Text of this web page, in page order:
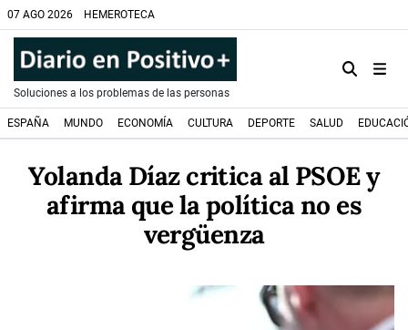
07 AGO 2026 HEMEROTECA
Soluciones a los problemas de las personas
ESPAÑA MUNDO ECONOMÍA CULTURA DEPORTE SALUD
Yolanda Díaz critica al PSOE y
afirma que la política no es
vergüenza